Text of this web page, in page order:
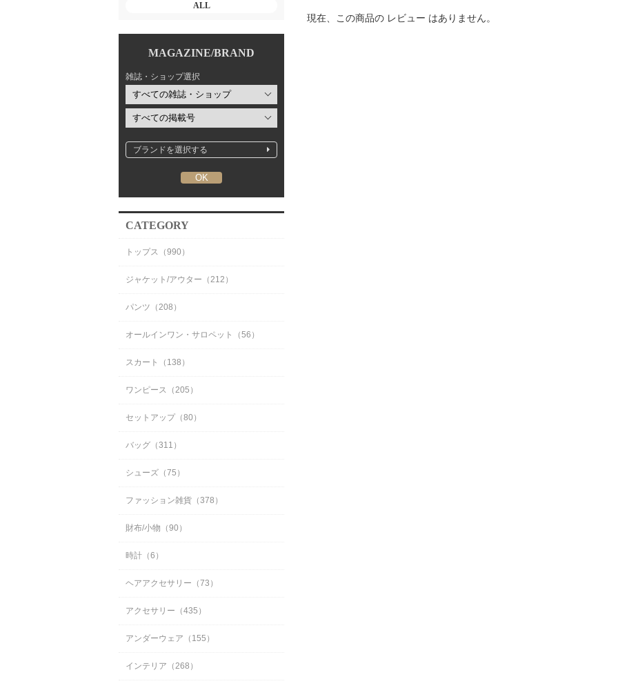
ALL
MAGAZINE/BRAND
雑誌・ショップ選択
ブランドを選択する
CATEGORY
トップス（990）
ジャケット/アウター（212）
パンツ（208）
オールインワン・サロペット（56）
スカート（138）
ワンピース（205）
セットアップ（80）
バッグ（311）
シューズ（75）
ファッション雑貨（378）
財布/小物（90）
時計（6）
ヘアアクセサリー（73）
アクセサリー（435）
アンダーウェア（155）
インテリア（268）
現在、この商品の レビュー はありません。